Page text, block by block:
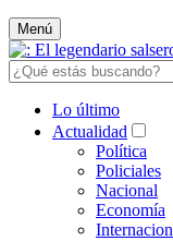
Menú
Lo último
Actualidad
Política
Policiales
Nacional
Economía